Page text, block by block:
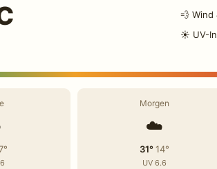
💨 Wind
☀️ UV-
Morgen
☁️
31°14°
UV 6.6